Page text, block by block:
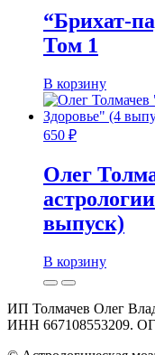
“Брихат-
Том 1
В корзину
650 ₽
Олег
выпуск)
В корзину
ИП Толмачев Олег
ИНН 667108553209.